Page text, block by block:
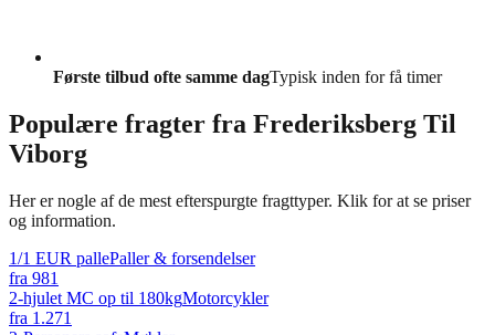
Første tilbud ofte samme dagTypisk inden for få timer
Populære fragter fra Frederiksberg Til
Viborg
Her er nogle af de mest efterspurgte fragttyper. Klik for at se priser
og information.
1/1 EUR pallePaller & forsendelser
fra 981
2-hjulet MC op til 180kgMotorcykler
fra 1.271